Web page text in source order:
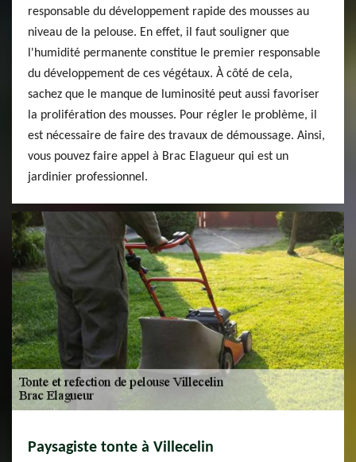
responsable du développement rapide des mousses au
niveau de la pelouse. En effet, il faut souligner que
l'humidité permanente constitue le premier responsable
du développement de ces végétaux. À côté de cela,
sachez que le manque de luminosité peut aussi favoriser
la prolifération des mousses. Pour régler le problème, il
est nécessaire de faire des travaux de démoussage. Ainsi,
vous pouvez faire appel à Brac Elagueur qui est un
jardinier professionnel.
Paysagiste tonte à Villecelin